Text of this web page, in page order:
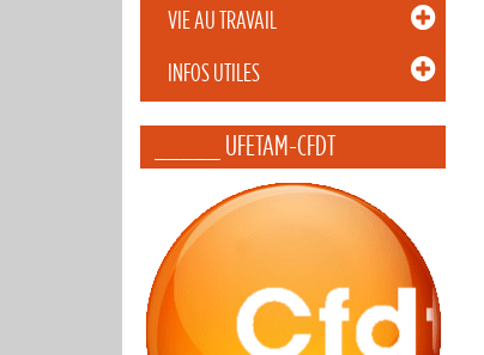
VIE AU TRAVAIL
INFOS UTILES
_____ UFETAM-CFDT